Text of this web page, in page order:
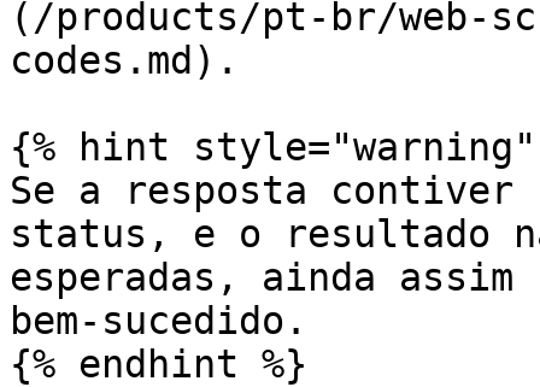
(/products/pt-br/web-
codes.md).
{% hint style="warning"
Se a resposta
status, e o resultado
esperadas, ainda assim
bem-sucedido.
{% endhint %}